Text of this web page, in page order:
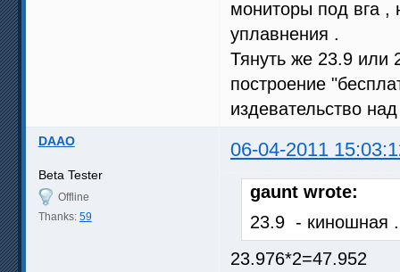
мониторы под вга ,
уплавнения .
Тянуть же 23.9 или
построение
издевательство
DAAO 06-04-2011
Beta Tester
Offline
Thanks: 59
gaunt wrote:
23.9 - киношная
23.976*2=47.952